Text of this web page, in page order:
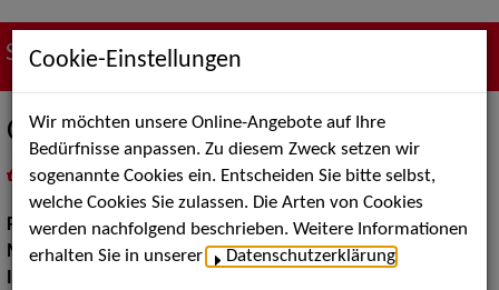
Suche nach Künstler*innen
Chris Martius
als PDF speichern
inMeine Merklistelegen
Pop Rock Tanzmusik:Deutscher Pop Rock Schlager
Musik Shows:Sänger / Sängerin
Instrument:
Cookie-Einstellungen
Wir möchten unsere Online-Angebote auf Ihre
Bedürfnisse anpassen. Zu diesem Zweck setzen wir
sogenannte Cookies ein. Entscheiden Sie bitte selbst,
welche Cookies Sie zulassen. Die Arten von Cookies
werden nachfolgend beschrieben. Weitere Informationen
erhalten Sie in unserer
Datenschutzerklärung